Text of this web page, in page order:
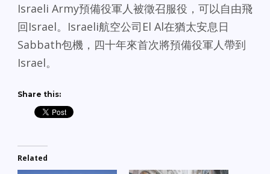
Israeli Army預備役軍人被徵召服役，可以自由飛
回Israel。Israeli航空公司El Al在猶太安息日
Sabbath包機，四十年來首次將預備役軍人帶到
Israel。
Share this:
Related